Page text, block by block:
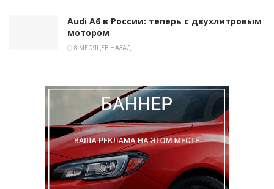
Audi A6 в России: теперь с двухлитровым
мотором
8 МЕСЯЦЕВ НАЗАД